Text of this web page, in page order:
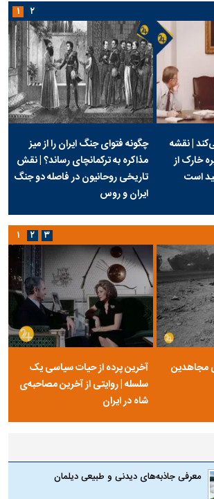
| نقشه
خارک از
چگونه فتوای جنگ ایران را از میز
مذاکره به ترکمانچای رساند؟ | نقش
تاریخی روحانیون در فاصله دو جنگ
ایران و روس
۱ ۲
مجاهدین
آخرین پرده از حیات سیاسی یک
سلسله | روایتی از آخرین مصاحبه‌ی
شاه در ایران
۱ ۲ ۳
معرفی جاذبه‌های دیدنی و طبیعی دیلمان